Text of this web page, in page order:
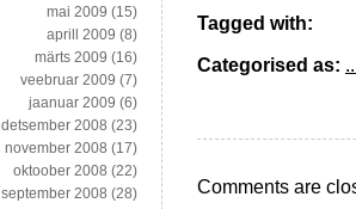
Tagged with:
Categorised as:
Comments are
mai 2009 (15)
aprill 2009 (8)
märts 2009 (16)
veebruar 2009 (7)
jaanuar 2009 (6)
detsember 2008 (23)
november 2008 (17)
oktoober 2008 (22)
september 2008 (28)